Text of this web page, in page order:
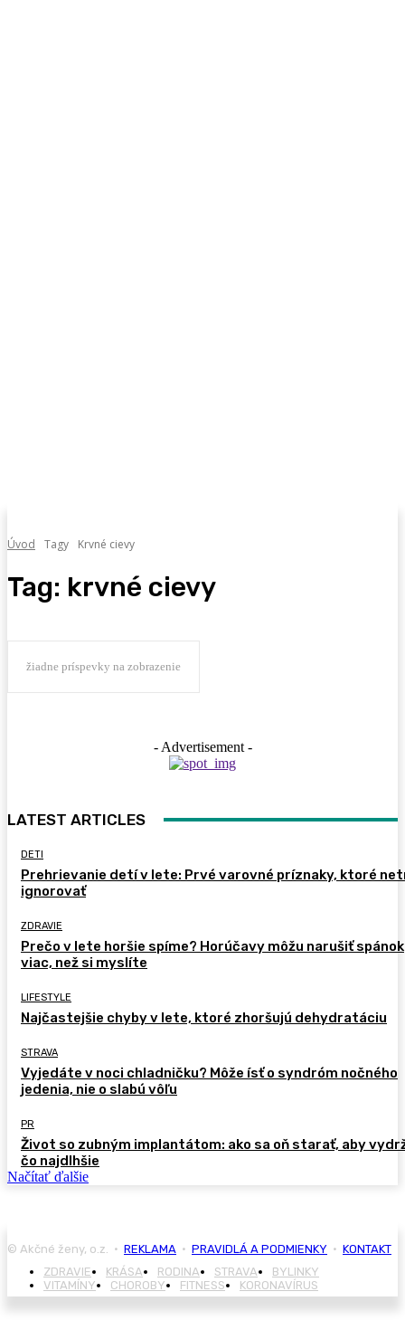
Úvod Tagy Krvné cievy
Tag: krvné cievy
žiadne príspevky na zobrazenie
- Advertisement -
LATEST ARTICLES
DETI
Prehrievanie detí v lete: Prvé varovné príznaky, ktoré
ignorovať
ZDRAVIE
Prečo v lete horšie spíme? Horúčavy môžu narušiť spánok
viac, než si myslíte
LIFESTYLE
Najčastejšie chyby v lete, ktoré zhoršujú dehydratáciu
STRAVA
Vyjedáte v noci chladničku? Môže ísť o syndróm nočného
jedenia, nie o slabú vôľu
PR
Život so zubným implantátom: ako sa oň starať, aby
čo najdlhšie
Načítať ďalšie
© Akčné ženy, o.z. • REKLAMA • PRAVIDLÁ A PODMIENKY • KONTAKT
ZDRAVIE
KRÁSA RODINA STRAVA
BYLINKY
VITAMÍNY
CHOROBY FITNESS KORONAVÍRUS